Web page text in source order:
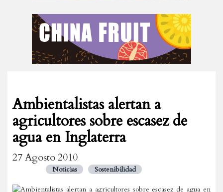
Ambientalistas alertan a
agricultores sobre escasez de
agua en Inglaterra
27 Agosto 2010
Noticias Sostenibilidad